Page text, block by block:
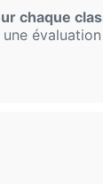
chaque
évaluation